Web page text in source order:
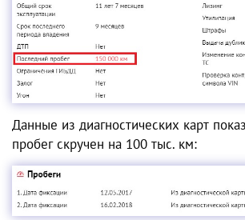
Данные из диагностических карт
пробег скручен на 100 тыс. км: